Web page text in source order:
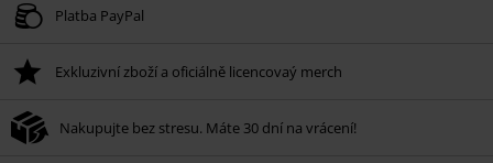
Platí jen pro 8/6/26 od 16:00 do 23:59 hodin.
Po zadání kódu v košíku, se sleva uplatní automaticky.
Nelze kombinovat s jinými akciovými kódy. Sleva se nevztahuje na: knihy,
média, vstupenky, Rammstein, (Till) Lindemann, Böhse Onkelz, Broilers, Die
Platba PayPal
Exkluzivní zboží a oficiálně licencovaý merch
Nakupujte bez stresu. Máte 30 dní na vrácení!